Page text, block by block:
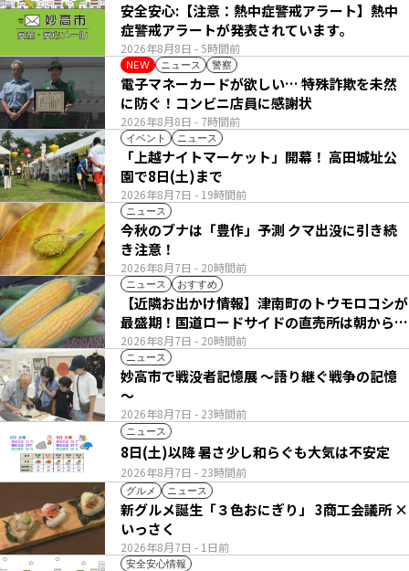
2026年8月8日 - 5時間前
安全安心:【注意：熱中症警戒アラート】熱中
症警戒アラートが発表されています。
NEW ニュース 警察
2026年8月8日 - 7時間前
電子マネーカードが欲しい… 特殊詐欺を未然
に防ぐ！コンビニ店員に感謝状
イベント ニュース
2026年8月7日 - 19時間前
「上越ナイトマーケット」開幕！ 高田城址公
園で8日(土)まで
ニュース
2026年8月7日 - 20時間前
今秋のブナは「豊作」予測 クマ出没に引き続
き注意！
ニュース おすすめ
2026年8月7日 - 20時間前
【近隣お出かけ情報】津南町のトウモロコシが
最盛期！国道ロードサイドの直売所は朝から長
い列
ニュース
2026年8月7日 - 23時間前
妙高市で戦没者記憶展 ～語り継ぐ戦争の記憶
～
ニュース
2026年8月7日 - 23時間前
8日(土)以降 暑さ少し和らぐも大気は不安定
グルメ ニュース
2026年8月7日 - 1日前
新グルメ誕生「３色おにぎり」 3商工会議所 ×
いっさく
安全安心情報